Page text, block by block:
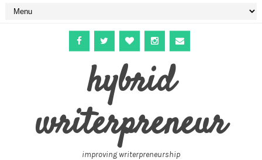
hybrid
writerpreneur
improving writerpreneurship